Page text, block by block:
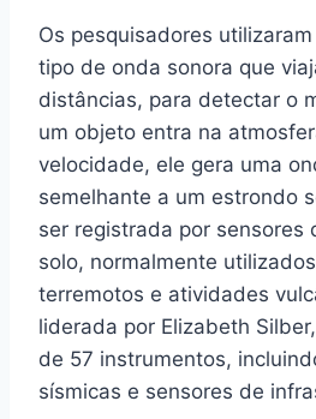
Os pesquisadores
tipo de onda sonora que
distâncias, para detectar o
um objeto entra na
velocidade, ele gera uma
semelhante a um estrondo
ser registrada por sensores
solo, normalmente
terremotos e atividades
liderada por Elizabeth
de 57 instrumentos,
sísmicas e sensores de